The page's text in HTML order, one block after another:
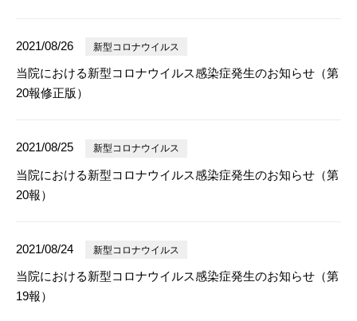
2021/08/26 新型コロナウイルス
当院における新型コロナウイルス感染症発生のお知らせ（第
20報修正版）
2021/08/25 新型コロナウイルス
当院における新型コロナウイルス感染症発生のお知らせ（第
20報）
2021/08/24 新型コロナウイルス
当院における新型コロナウイルス感染症発生のお知らせ（第
19報）